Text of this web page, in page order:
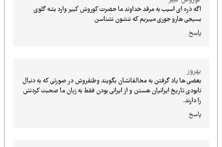
اگه ذره ای اسیب به مرقد خداوند ما حضرت کوروش کبیر وارد بشه گلوی
بسیجی هارو جوری میبریم که ننشون نشناسن
بعضی ها یاد گرفتن به مخالفانشان بگویند وطنفروش در صورتی که به دنبال
نابودی تاریخ ایرانیان هستن و از ایرانی بودن فقط به زبان ما صحبت کردنش
را دارند.